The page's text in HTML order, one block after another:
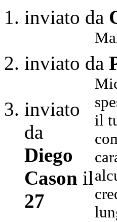
inviato da
inviato da
il
inviato
da
Diego
Cason il
27